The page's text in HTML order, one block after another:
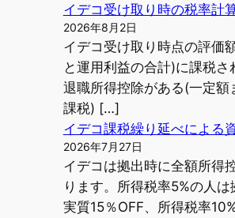
イデコ受け取り時の税率計
2026年8月2日
イデコ受け取り時点の評価
と運用利益の合計)に課税さ
退職所得控除がある(一定額
課税) […]
イデコ課税繰り延べによる
2026年7月27日
イデコは拠出時に全額所得
ります。所得税率5%の人は
実質15％OFF、所得税率